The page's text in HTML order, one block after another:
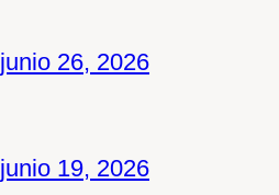
junio 26, 2026
junio 19, 2026